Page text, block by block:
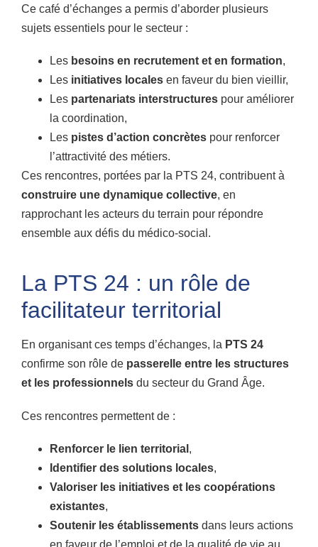
Ce café d’échanges a permis d’aborder plusieurs
sujets essentiels pour le secteur :
Les besoins en recrutement et en formation,
Les initiatives locales en faveur du bien vieillir,
Les partenariats interstructures pour améliorer
la coordination,
Les pistes d’action concrètes pour renforcer
l’attractivité des métiers.
Ces rencontres, portées par la PTS 24, contribuent à
construire une dynamique collective, en
rapprochant les acteurs du terrain pour répondre
ensemble aux défis du médico-social.
La PTS 24 : un rôle de
facilitateur territorial
En organisant ces temps d’échanges, la PTS 24
confirme son rôle de passerelle entre les structures
et les professionnels du secteur du Grand Âge.
Ces rencontres permettent de :
Renforcer le lien territorial ,
Identifier des solutions locales,
Valoriser les initiatives et les coopérations
existantes,
Soutenir les établissements dans leurs actions
en faveur de l’emploi et de la qualité de vie au